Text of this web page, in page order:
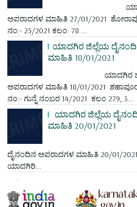
ಯಾದಗಿರ
ಅಪರಾದಗಳ ಮಾಹಿತಿ 27/01/2021
ನಂ:- 25/2021 ಕಲಂ: 78 ...
ಯಾದಗಿರ ಜಿಲ್ಲೆಯ
ಮಾಹಿತಿ 18/01/2021
ಯಾದಗಿರ ಜಿಲ್ಲೆಯ
ಅಪರಾದಗಳ ಮಾಹಿತಿ 18/01/2021 ಶಹಾಪೂರ
ನಂ:- ಗುನ್ನೆ ನಂಬರ 14/2021 ಕಲಂ 279, 3...
ಯಾದಗಿರ ಜಿಲ್ಲೆಯ
ಮಾಹಿತಿ 20/01/2021
ಯಾದಗಿರ
ದೈನಂದಿನ ಅಪರಾದಗಳ ಮಾಹಿತಿ
ಯಾದಗಿರಿ...